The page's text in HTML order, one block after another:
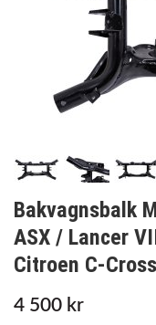
Bakvagnsbalk
ASX / Lancer
Citroen C-
4 500 kr